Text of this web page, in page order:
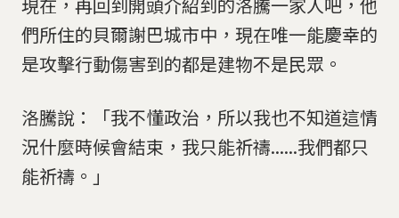
們所住的貝爾謝巴城市中，現在唯一能慶幸的
是攻擊行動傷害到的都是建物不是民眾。
洛騰說：「我不懂政治，所以我也不知道這情
況什麼時候會結束，我只能祈禱......我們都只
能祈禱。」